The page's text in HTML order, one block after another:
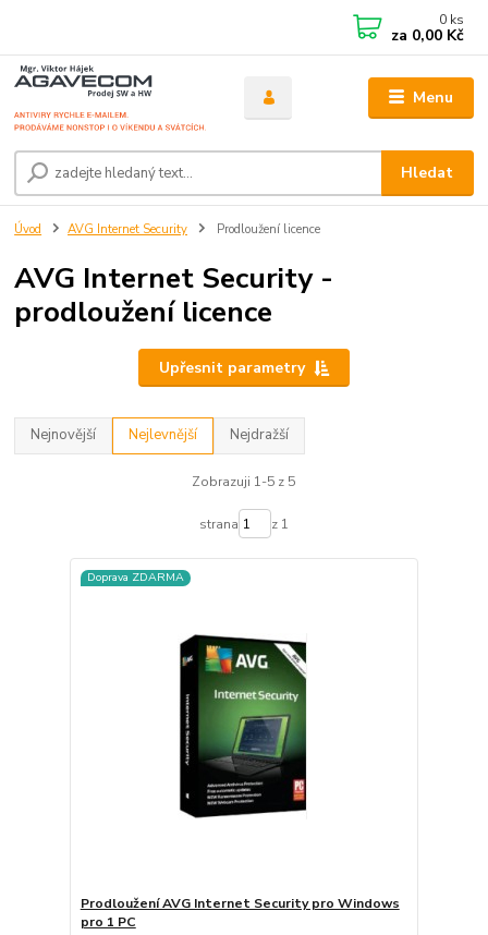
Menu
Hledat
0 ks
za 0,00 Kč
Úvod AVG Internet Security Prodloužení licence
AVG Internet Security -
prodloužení licence
Upřesnit parametry
Nejnovější Nejlevnější Nejdražší
Zobrazuji 1-5 z 5
strana z 1
Doprava ZDARMA
Prodloužení AVG Internet Security pro Windows
pro 1 PC